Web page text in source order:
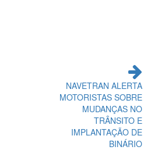
NAVETRAN ALERTA
MOTORISTAS SOBRE
MUDANÇAS NO
TRÂNSITO E
IMPLANTAÇÃO DE
BINÁRIO